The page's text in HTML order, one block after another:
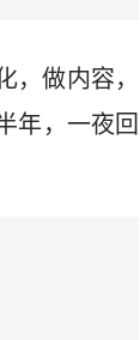
做内容，
年，一夜回